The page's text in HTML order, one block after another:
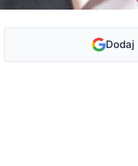
Dodaj